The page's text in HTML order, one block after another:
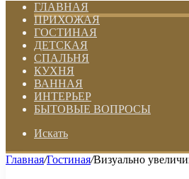
ГЛАВНАЯ
ПРИХОЖАЯ
ГОСТИНАЯ
ДЕТСКАЯ
СПАЛЬНЯ
КУХНЯ
ВАННАЯ
ИНТЕРЬЕР
БЫТОВЫЕ ВОПРОСЫ
Искать
Главная/Гостиная/Визуально